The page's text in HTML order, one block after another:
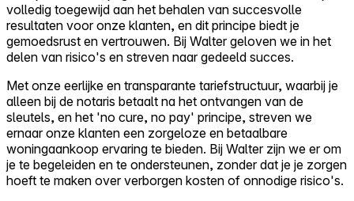
volledig toegewijd aan het behalen van succesvolle
resultaten voor onze klanten, en dit principe biedt je
gemoedsrust en vertrouwen. Bij Walter geloven we in het
delen van risico's en streven naar gedeeld succes.
Met onze eerlijke en transparante tariefstructuur, waarbij je
alleen bij de notaris betaalt na het ontvangen van de
sleutels, en het 'no cure, no pay' principe, streven we
ernaar onze klanten een zorgeloze en betaalbare
woningaankoop ervaring te bieden. Bij Walter zijn we er om
je te begeleiden en te ondersteunen, zonder dat je je zorgen
hoeft te maken over verborgen kosten of onnodige risico's.